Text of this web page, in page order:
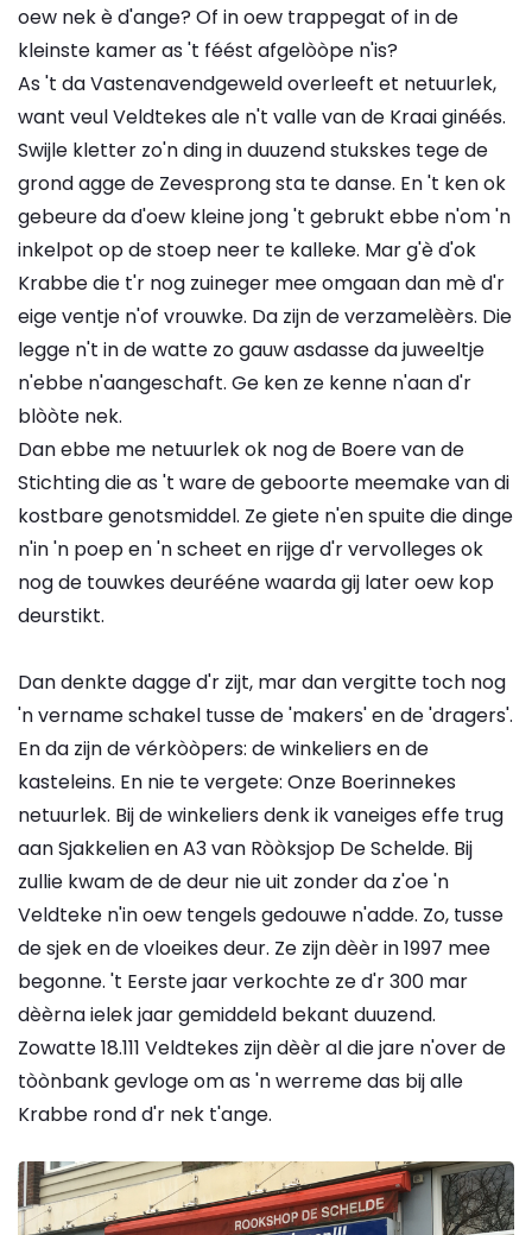
oew nek è d'ange? Of in oew trappegat of in de
kleinste kamer as 't féést afgelòòpe n'is?
As 't da Vastenavendgeweld overleeft et netuurlek,
want veul Veldtekes ale n't valle van de Kraai ginéés.
Swijle kletter zo'n ding in duuzend stukskes tege de
grond agge de Zevesprong sta te danse. En 't ken ok
gebeure da d'oew kleine jong 't gebrukt ebbe n'om 'n
inkelpot op de stoep neer te kalleke. Mar g'è d'ok
Krabbe die t'r nog zuineger mee omgaan dan mè d'r
eige ventje n'of vrouwke. Da zijn de verzamelèèrs. Die
legge n't in de watte zo gauw asdasse da juweeltje
n'ebbe n'aangeschaft. Ge ken ze kenne n'aan d'r
blòòte nek.
Dan ebbe me netuurlek ok nog de Boere van de
Stichting die as 't ware de geboorte meemake van di
kostbare genotsmiddel. Ze giete n'en spuite die dinge
n'in 'n poep en 'n scheet en rijge d'r vervolleges ok
nog de touwkes deurééne waarda gij later oew kop
deurstikt.
Dan denkte dagge d'r zijt, mar dan vergitte toch nog
'n vername schakel tusse de 'makers' en de 'dragers'.
En da zijn de vérkòòpers: de winkeliers en de
kasteleins. En nie te vergete: Onze Boerinnekes
netuurlek. Bij de winkeliers denk ik vaneiges effe trug
aan Sjakkelien en A3 van Ròòksjop De Schelde. Bij
zullie kwam de de deur nie uit zonder da z'oe 'n
Veldteke n'in oew tengels gedouwe n'adde. Zo, tusse
de sjek en de vloeikes deur. Ze zijn dèèr in 1997 mee
begonne. 't Eerste jaar verkochte ze d'r 300 mar
dèèrna ielek jaar gemiddeld bekant duuzend.
Zowatte 18.111 Veldtekes zijn dèèr al die jare n'over de
tòònbank gevloge om as 'n werreme das bij alle
Krabbe rond d'r nek t'ange.